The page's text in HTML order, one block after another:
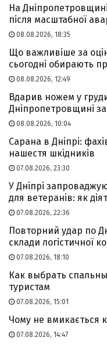
На
після масштабної
08.08.2026, 18:35
Що важливіше за
сьогодні обирають
08.08.2026, 12:49
Вдарив ножем у груди
Дніпропетровщині
08.08.2026, 10:04
Сарана в Дніпрі:
нашестя шкідників
07.08.2026, 23:30
У Дніпрі
для ветеранів: як
07.08.2026, 22:36
Повторний удар по
склади логістичної
07.08.2026, 18:10
Как выбрать
туристам
07.08.2026, 15:01
Чому не вмикається
07.08.2026, 14:47